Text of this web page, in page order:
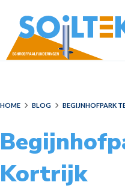
HOME BLOG BEGIJNHOFPARK
Kortrijk